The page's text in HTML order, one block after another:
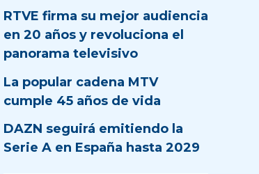
RTVE firma su mejor audiencia
en 20 años y revoluciona el
panorama televisivo
La popular cadena MTV
cumple 45 años de vida
DAZN seguirá emitiendo la
Serie A en España hasta 2029